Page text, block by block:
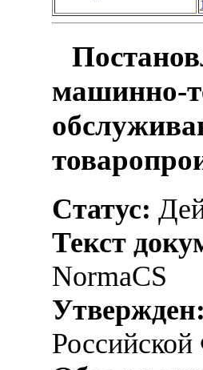
машинно-
Статус:
Текст
NormaCS
Утвержден: